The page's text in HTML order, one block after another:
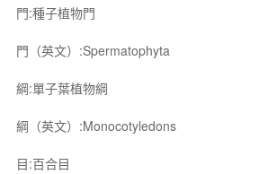
門:種子植物門
門（英文）:Spermatophyta
綱:單子葉植物綱
綱（英文）:Monocotyledons
目:百合目